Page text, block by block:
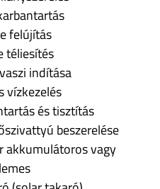
felújítás
téliesítés
indítása
vízkezelés
és tisztítás
beszerelése
akkumulátoros vagy